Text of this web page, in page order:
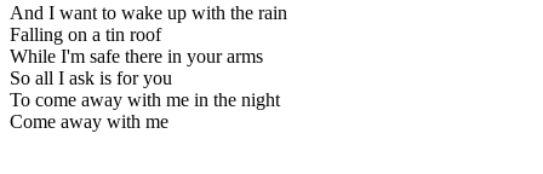
And I want to wake up with the rain
Falling on a tin roof
While I'm safe there in your arms
So all I ask is for you
To come away with me in the night
Come away with me